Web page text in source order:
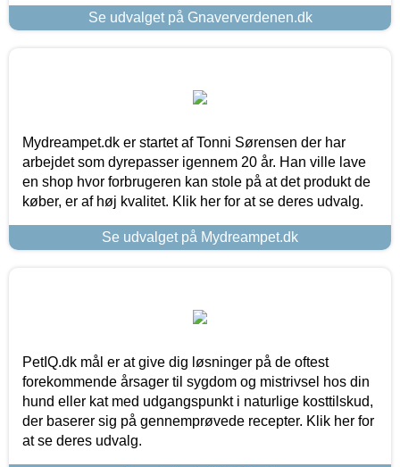
Se udvalget på Gnaververdenen.dk
Mydreampet.dk er startet af Tonni Sørensen der har
arbejdet som dyrepasser igennem 20 år. Han ville lave
en shop hvor forbrugeren kan stole på at det produkt de
køber, er af høj kvalitet. Klik her for at se deres udvalg.
Se udvalget på Mydreampet.dk
PetIQ.dk mål er at give dig løsninger på de oftest
forekommende årsager til sygdom og mistrivsel hos din
hund eller kat med udgangspunkt i naturlige kosttilskud,
der baserer sig på gennemprøvede recepter. Klik her for
at se deres udvalg.